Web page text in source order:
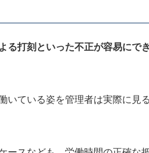
打刻といった不正が容易にで
いている姿を管理者は実際に見